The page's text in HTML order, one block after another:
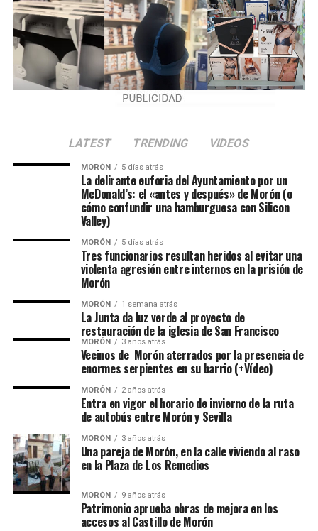
LATEST TRENDING VIDEOS
MORÓN 5 días atrás
La delirante euforia del Ayuntamiento por un
McDonald’s: el «antes y después» de Morón (o
cómo confundir una hamburguesa con Silicon
Valley)
MORÓN 5 días atrás
Tres funcionarios resultan heridos al evitar una
violenta agresión entre internos en la prisión de
Morón
MORÓN 1 semana atrás
La Junta da luz verde al proyecto de
restauración de la iglesia de San Francisco
MORÓN 3 años atrás
Vecinos de Morón aterrados por la presencia de
enormes serpientes en su barrio (+Vídeo)
MORÓN 2 años atrás
Entra en vigor el horario de invierno de la ruta
de autobús entre Morón y Sevilla
MORÓN 3 años atrás
Una pareja de Morón, en la calle viviendo al raso
en la Plaza de Los Remedios
MORÓN 9 años atrás
Patrimonio aprueba obras de mejora en los
accesos al Castillo de Morón